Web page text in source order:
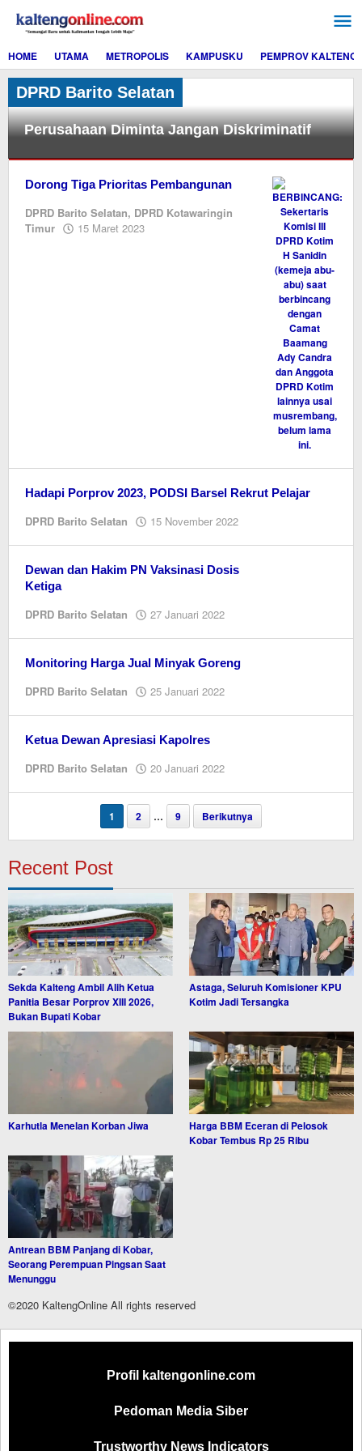
konten
HOME
UTAMA METROPOLIS KAMPUSKU PEMPROV KALTENG
Perusahaan Diminta Jangan Diskriminatif
Barito
DPRD Barito Selatan
Dorong Tiga Prioritas Pembangunan
DPRD Barito Selatan, DPRD Kotawaringin
Timur
15 Maret 2023
Hadapi Porprov 2023, PODSI Barsel Rekrut Pelajar
DPRD Barito Selatan 15 November 2022
Dewan dan Hakim PN Vaksinasi Dosis
Ketiga
DPRD Barito Selatan 27 Januari 2022
Monitoring Harga Jual Minyak Goreng
DPRD Barito Selatan 25 Januari 2022
Ketua Dewan Apresiasi Kapolres
DPRD Barito Selatan 20 Januari 2022
1 2 … 9 Berikutnya
Recent Post
Sekda Kalteng Ambil Alih Ketua
Panitia Besar Porprov XIII 2026,
Bukan Bupati Kobar
Astaga, Seluruh Komisioner KPU
Kotim Jadi Tersangka
Karhutla Menelan Korban Jiwa
Harga BBM Eceran di Pelosok
Kobar Tembus Rp 25 Ribu
Antrean BBM Panjang di Kobar,
Seorang Perempuan Pingsan Saat
Menunggu
©2020 KaltengOnline All rights reserved
Profil kaltengonline.com
Pedoman Media Siber
Trustworthy News Indicators